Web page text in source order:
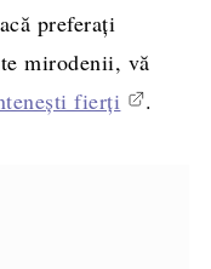
preferați
mirodenii, vă
fierți .